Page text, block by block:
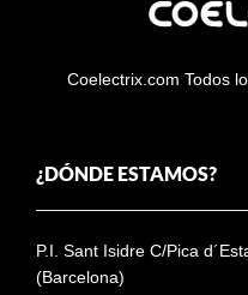
Coelectrix.com Todos
¿DÓNDE ESTAMOS?
P.I. Sant Isidre C/Pica
(Barcelona)